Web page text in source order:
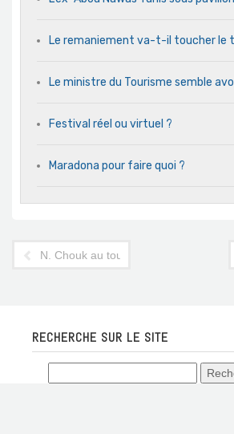
Le remaniement va-t-il toucher le
Le ministre du Tourisme semble
Festival réel ou virtuel ?
Maradona pour faire quoi ?
N. Chouk au tourisme ?
RECHERCHE SUR LE SITE